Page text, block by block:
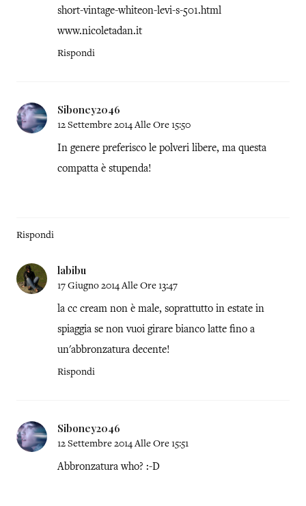
short-vintage-whiteon-levi-s-501.html
www.nicoletadan.it
Rispondi
Siboney2046
12 Settembre 2014 Alle Ore 15:50
In genere preferisco le polveri libere, ma questa
compatta è stupenda!
Rispondi
labibu
17 Giugno 2014 Alle Ore 13:47
la cc cream non è male, soprattutto in estate in
spiaggia se non vuoi girare bianco latte fino a
un'abbronzatura decente!
Rispondi
Siboney2046
12 Settembre 2014 Alle Ore 15:51
Abbronzatura who? :-D